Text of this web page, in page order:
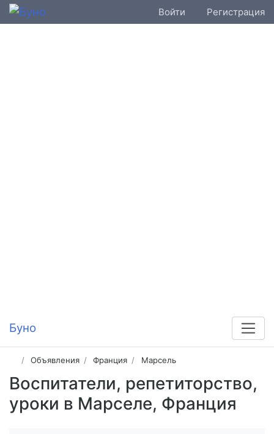
Войти Регистрация
Буно
Объявления Франция Марсель
Воспитатели, репетиторство,
уроки в Марселе, Франция